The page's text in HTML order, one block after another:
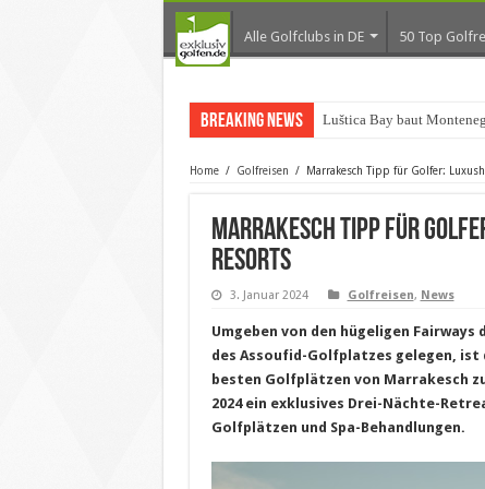
Alle Golfclubs in DE 50 Top
Breaking News Luštica Bay baut
Home / Golfreisen / Marrakesch Tipp für Golfer:
Marrakesch Tipp für
Resorts
3. Januar 2024 Golfreisen, News
Umgeben von den hügeligen
des Assoufid-Golfplatzes gelegen, ist
besten Golfplätzen von Marrakesch
2024 ein exklusives Drei-Nächte-
Golfplätzen und Spa-Behandlungen.